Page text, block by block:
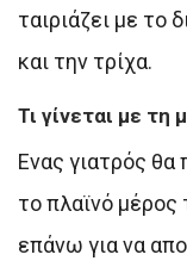
ταιριάζει με το
και την τρίχα.
Τι γίνεται με
Ενας γιατρός θα
το πλαϊνό μέρος
επάνω για να